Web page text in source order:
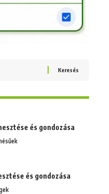
és gondozása
és gondozása